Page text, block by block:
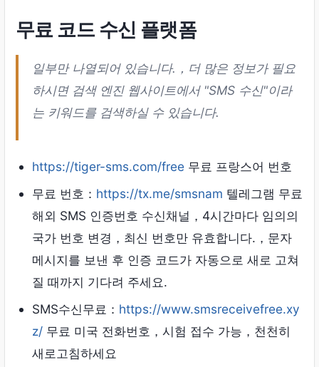
무료 코드 수신 플랫폼
일부만 나열되어 있습니다.，더 많은 정보가 필요
하시면 검색 엔진 웹사이트에서 "SMS 수신"이라
는 키워드를 검색하실 수 있습니다.
https://tiger-sms.com/free 무료 프랑스어 번호
무료 번호： https://tx.me/smsnam 텔레그램 무료
해외 SMS 인증번호 수신채널，4시간마다 임의의
국가 번호 변경，최신 번호만 유효합니다.，문자
메시지를 보낸 후 인증 코드가 자동으로 새로 고쳐
질 때까지 기다려 주세요.
SMS수신무료： https://www.smsreceivefree.xy
z/ 무료 미국 전화번호，시험 접수 가능，천천히
새로고침하세요